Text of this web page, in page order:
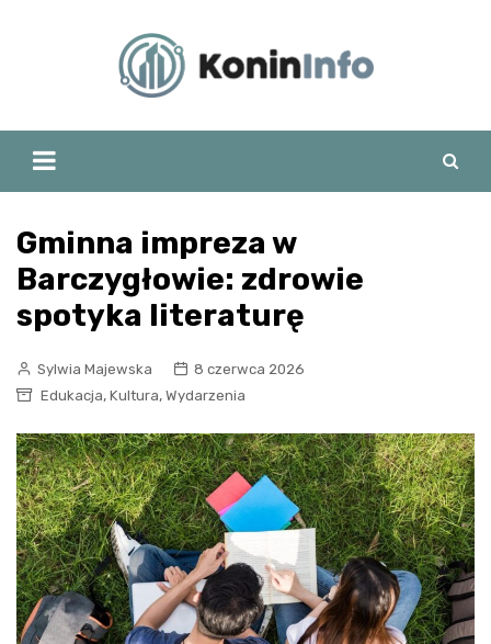
Gminna impreza w
Barczygłowie: zdrowie
spotyka literaturę
Sylwia Majewska
8 czerwca 2026
Edukacja, Kultura, Wydarzenia